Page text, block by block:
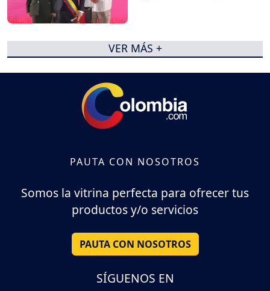
VER MÁS +
PAUTA CON NOSOTROS
Somos la vitrina perfecta para ofrecer tus
productos y/o servicios
PAUTA CON NOSOTROS
SÍGUENOS EN